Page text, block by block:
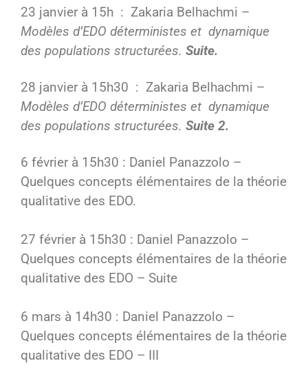
23 janvier à 15h : Zakaria Belhachmi –
Modèles d’EDO déterministes et dynamique
des populations structurées. Suite.
28 janvier à 15h30 : Zakaria Belhachmi –
Modèles d’EDO déterministes et dynamique
des populations structurées. Suite 2.
6 février à 15h30 : Daniel Panazzolo –
Quelques concepts élémentaires de la théorie
qualitative des EDO.
27 février à 15h30 : Daniel Panazzolo –
Quelques concepts élémentaires de la théorie
qualitative des EDO – Suite
6 mars à 14h30 : Daniel Panazzolo –
Quelques concepts élémentaires de la théorie
qualitative des EDO – III